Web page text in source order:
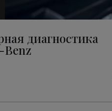
диагностика
Benz